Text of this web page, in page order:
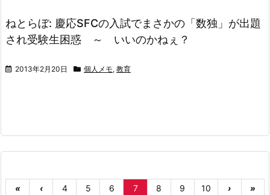
ねとらぼ: 慶応SFCの入試でまさかの「数独」が出題
され受験生困惑 ～ いいのかねぇ？
2013年2月20日 個人メモ, 教育
« ‹ 4 5 6 7 8 9 10 › »